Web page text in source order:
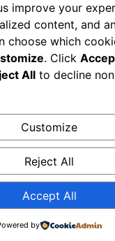
droits réservés.
improve your
content, and
choose which
. Click
All to decline
Customize
Reject All
Accept All
by